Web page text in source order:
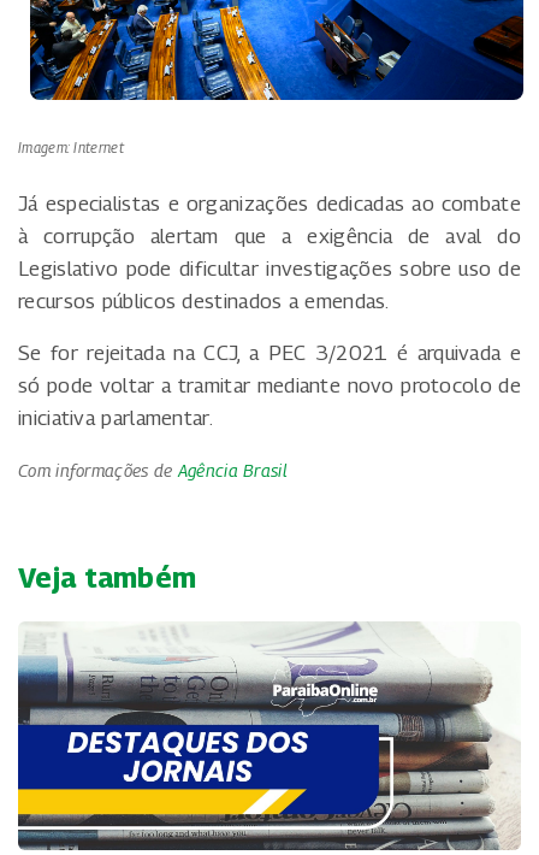
Imagem: Internet
Já especialistas e organizações dedicadas ao combate
à corrupção alertam que a exigência de aval do
Legislativo pode dificultar investigações sobre uso de
recursos públicos destinados a emendas.
Se for rejeitada na CCJ, a PEC 3/2021 é arquivada e
só pode voltar a tramitar mediante novo protocolo de
iniciativa parlamentar.
Com informações de Agência Brasil
Veja também